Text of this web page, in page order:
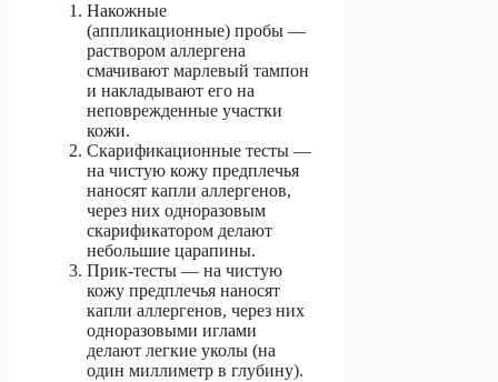
Накожные
(аппликационные) пробы —
раствором аллергена
смачивают марлевый тампон
и накладывают его на
неповрежденные участки
кожи.
Скарификационные тесты —
на чистую кожу предплечья
наносят капли аллергенов,
через них одноразовым
скарификатором делают
небольшие царапины.
Прик-тесты — на чистую
кожу предплечья наносят
капли аллергенов, через них
одноразовыми иглами
делают легкие уколы (на
один миллиметр в глубину).